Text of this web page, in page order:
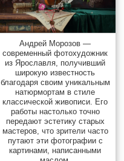
Андрей Морозов —
современный фотохудожник
из Ярославля, получивший
широкую известность
благодаря своим уникальным
натюрмортам в стиле
классической живописи. Его
работы настолько точно
передают эстетику старых
мастеров, что зрители часто
путают эти фотографии с
картинами, написанными